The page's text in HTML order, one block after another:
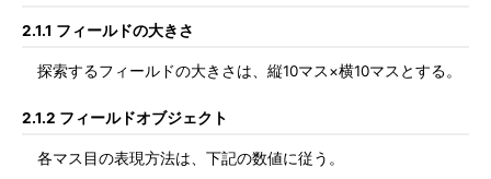
2.1.1 フィールドの大きさ
探索するフィールドの大きさは、縦10マス×横10マスとする。
2.1.2 フィールドオブジェクト
各マス目の表現方法は、下記の数値に従う。